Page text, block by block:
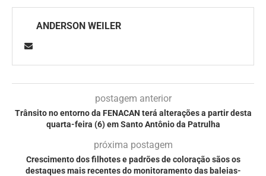
ANDERSON WEILER
postagem anterior
Trânsito no entorno da FENACAN terá alterações a partir desta
quarta-feira (6) em Santo Antônio da Patrulha
próxima postagem
Crescimento dos filhotes e padrões de coloração sãos os
destaques mais recentes do monitoramento das baleias-